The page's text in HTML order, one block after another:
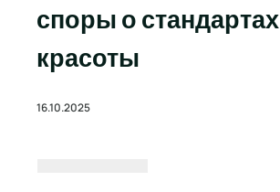
споры о стандартах
красоты
16.10.2025